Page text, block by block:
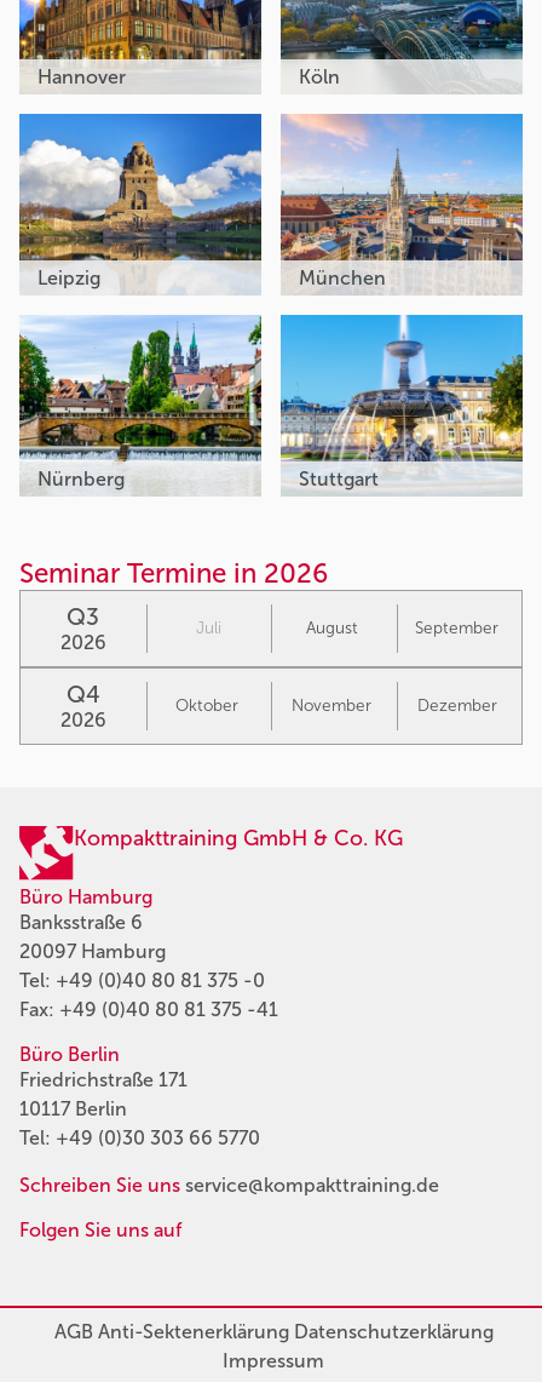
Hannover Köln
Leipzig München
Nürnberg Stuttgart
Seminar Termine in 2026
Q3
2026
Juli August September
Q4
2026
Oktober November Dezember
Kompakttraining GmbH & Co. KG
Büro Hamburg
Banksstraße 6
20097 Hamburg
Tel: +49 (0)40 80 81 375 -0
Fax: +49 (0)40 80 81 375 -41
Büro Berlin
Friedrichstraße 171
10117 Berlin
Tel: +49 (0)30 303 66 5770
Schreiben Sie uns service@kompakttraining.de
Folgen Sie uns auf
AGBAnti-SektenerklärungDatenschutzerklärung
Impressum